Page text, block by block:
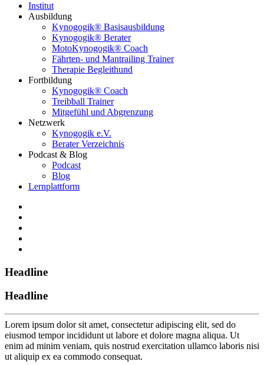
Institut
Ausbildung
Kynogogik® Basisausbildung
Kynogogik® Berater
MotoKynogogik® Coach
Fährten- und Mantrailing Trainer
Therapie Begleithund
Fortbildung
Kynogogik® Coach
Treibball Trainer
Mitgefühl und Abgrenzung
Netzwerk
Kynogogik e.V.
Berater Verzeichnis
Podcast & Blog
Podcast
Blog
Lernplattform
Headline
Headline
Lorem ipsum dolor sit amet, consectetur adipiscing elit, sed do
eiusmod tempor incididunt ut labore et dolore magna aliqua. Ut
enim ad minim veniam, quis nostrud exercitation ullamco laboris nisi
ut aliquip ex ea commodo consequat.